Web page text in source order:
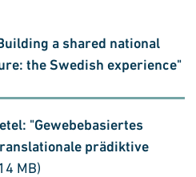
a shared national
the Swedish experience"
"Gewebebasiertes
prädiktive
MB)